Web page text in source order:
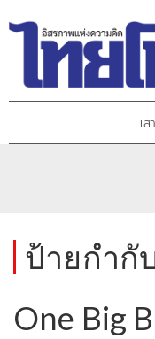
เ
ป้ายกำกั
One Big